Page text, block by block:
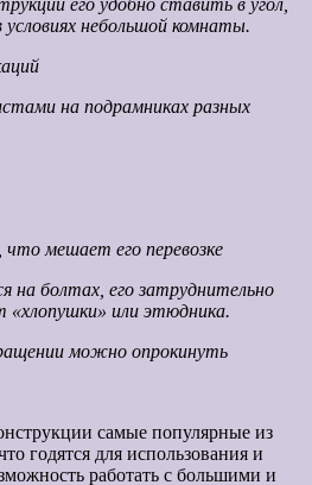
его удобно ставить в угол,
небольшой комнаты.
на подрамниках разных
мешает его перевозке
на болтах, его затруднительно
«хлопушки» или этюдника.
можно опрокинуть
самые популярные из
годятся для использования и
работать с большими и